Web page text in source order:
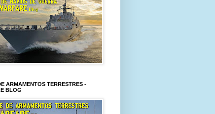
ARMAMENTOS TERRESTRES -
BLOG